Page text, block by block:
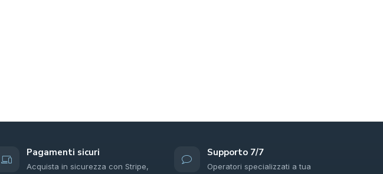
Pagamenti sicuri
Acquista in sicurezza con Stripe,
Supporto 7/7
Operatori specializzati a tua